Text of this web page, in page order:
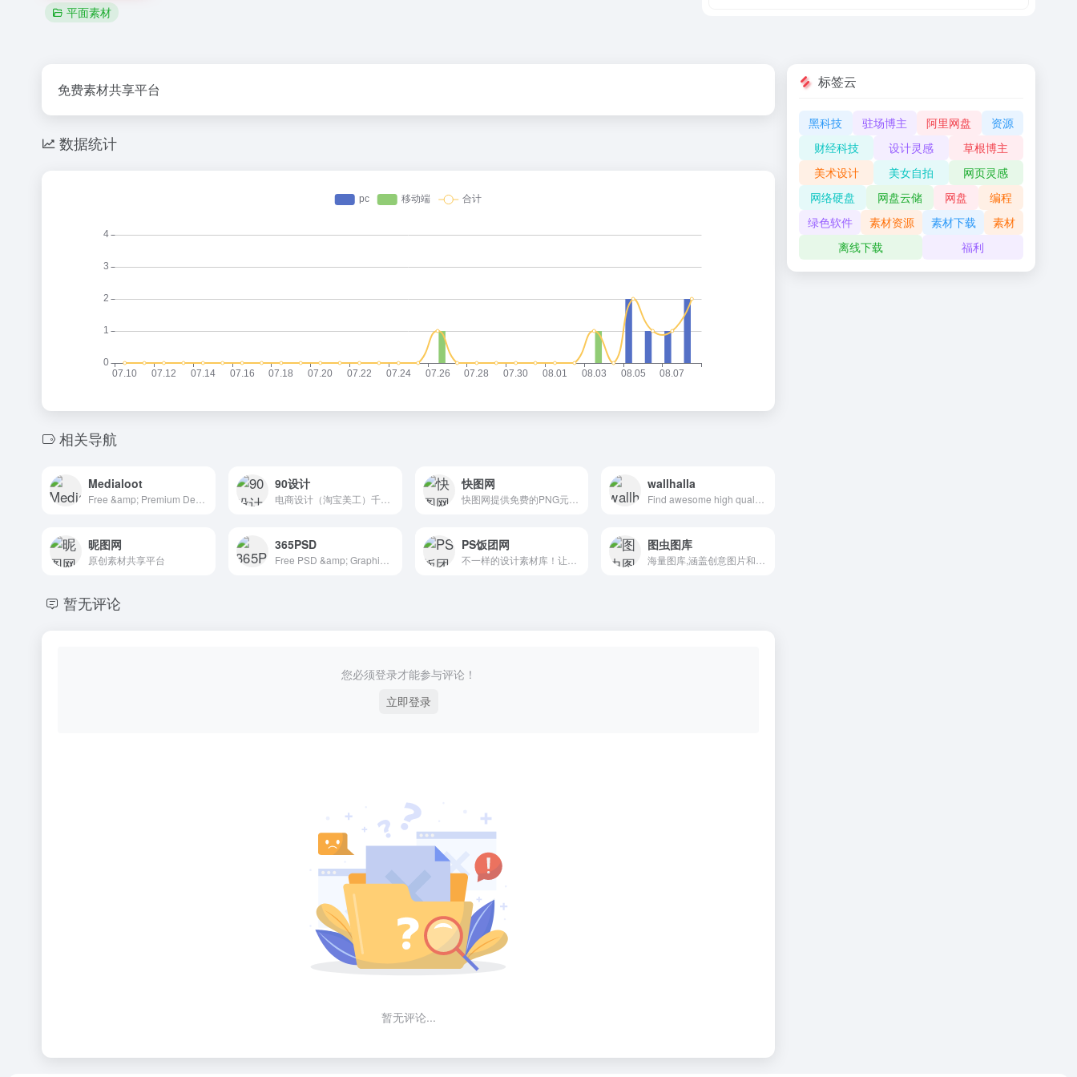
平面素材
免费素材共享平台
数据统计
相关导航
Medialoot 90设计
电商设计（淘宝美工）千图免费淘宝素材库
快图网 wallhalla
昵图网
原创素材共享平台
365PSD PS饭团网 图虫图库
暂无评论
您必须登录才能参与评论！
立即登录
暂无评论...
标签云
黑科技 驻场博主 阿里网盘
资源
财经科技
设计灵感
草根博主
美术设计
美女自拍
网页灵感
网络硬盘
网盘云储 网盘
编程
绿色软件
素材资源 素材下载
素材
离线下载
福利